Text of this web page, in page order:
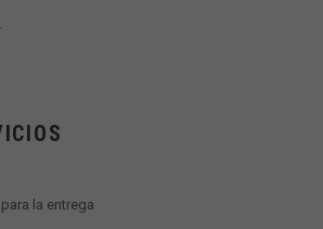
la entrega